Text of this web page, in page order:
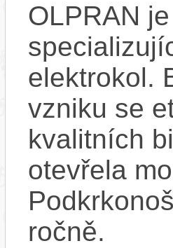
OLPRAN
elektrokol.
vzniku se
kvalitních
otevřela
ročně.